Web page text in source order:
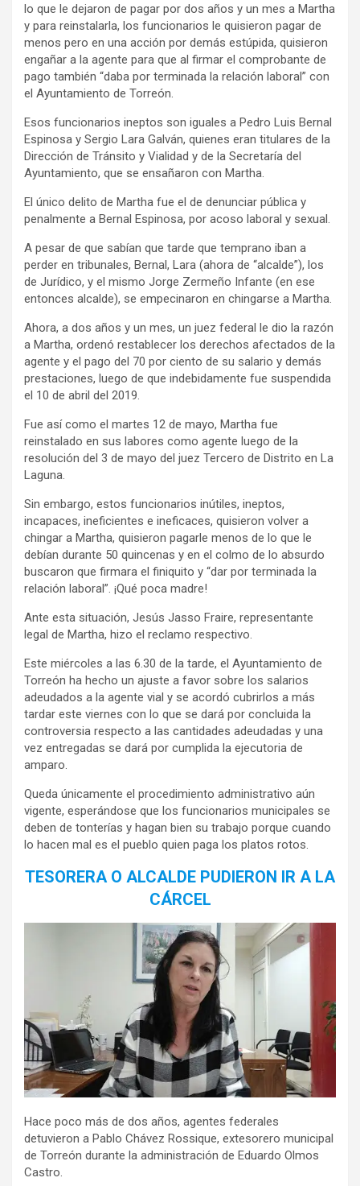
lo que le dejaron de pagar por dos años y un mes a Martha
y para reinstalarla, los funcionarios le quisieron pagar de
menos pero en una acción por demás estúpida, quisieron
engañar a la agente para que al firmar el comprobante de
pago también “daba por terminada la relación laboral” con
el Ayuntamiento de Torreón.
Esos funcionarios ineptos son iguales a Pedro Luis Bernal
Espinosa y Sergio Lara Galván, quienes eran titulares de la
Dirección de Tránsito y Vialidad y de la Secretaría del
Ayuntamiento, que se ensañaron con Martha.
El único delito de Martha fue el de denunciar pública y
penalmente a Bernal Espinosa, por acoso laboral y sexual.
A pesar de que sabían que tarde que temprano iban a
perder en tribunales, Bernal, Lara (ahora de “alcalde”), los
de Jurídico, y el mismo Jorge Zermeño Infante (en ese
entonces alcalde), se empecinaron en chingarse a Martha.
Ahora, a dos años y un mes, un juez federal le dio la razón
a Martha, ordenó restablecer los derechos afectados de la
agente y el pago del 70 por ciento de su salario y demás
prestaciones, luego de que indebidamente fue suspendida
el 10 de abril del 2019.
Fue así como el martes 12 de mayo, Martha fue
reinstalado en sus labores como agente luego de la
resolución del 3 de mayo del juez Tercero de Distrito en La
Laguna.
Sin embargo, estos funcionarios inútiles, ineptos,
incapaces, ineficientes e ineficaces, quisieron volver a
chingar a Martha, quisieron pagarle menos de lo que le
debían durante 50 quincenas y en el colmo de lo absurdo
buscaron que firmara el finiquito y “dar por terminada la
relación laboral”. ¡Qué poca madre!
Ante esta situación, Jesús Jasso Fraire, representante
legal de Martha, hizo el reclamo respectivo.
Este miércoles a las 6.30 de la tarde, el Ayuntamiento de
Torreón ha hecho un ajuste a favor sobre los salarios
adeudados a la agente vial y se acordó cubrirlos a más
tardar este viernes con lo que se dará por concluida la
controversia respecto a las cantidades adeudadas y una
vez entregadas se dará por cumplida la ejecutoria de
amparo.
Queda únicamente el procedimiento administrativo aún
vigente, esperándose que los funcionarios municipales se
deben de tonterías y hagan bien su trabajo porque cuando
lo hacen mal es el pueblo quien paga los platos rotos.
TESORERA O ALCALDE PUDIERON IR A LA
CÁRCEL
Hace poco más de dos años, agentes federales
detuvieron a Pablo Chávez Rossique, extesorero municipal
de Torreón durante la administración de Eduardo Olmos
Castro.